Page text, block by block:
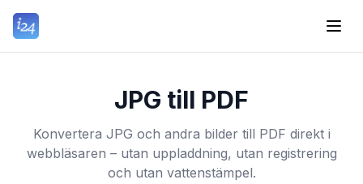
JPG till PDF
Konvertera JPG och andra bilder till PDF direkt i
webbläsaren – utan uppladdning, utan registrering
och utan vattenstämpel.